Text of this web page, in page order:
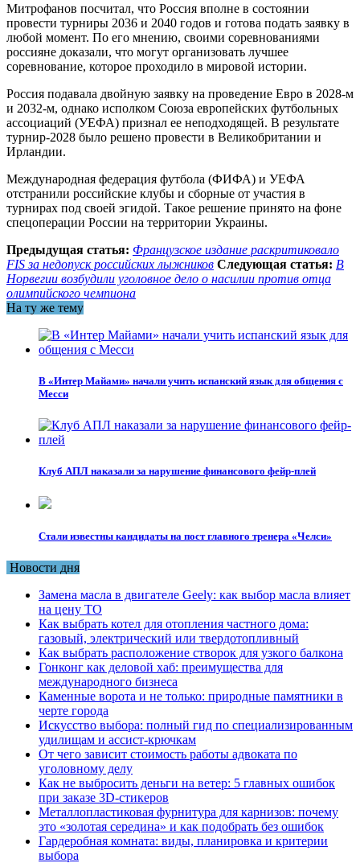
Митрофанов посчитал, что Россия вполне в состоянии
провести турниры 2036 и 2040 годов и готова подать заявку в
любой момент. По его мнению, своими соревнованиями
россияне доказали, что могут организовать лучшее
соревнование, которое проходило в мировой истории.
Россия подавала двойную заявку на проведение Евро в 2028-м
и 2032-м, однако исполком Союза европейских футбольных
ассоциаций (УЕФА) признал ее неподходящей. В результате
турнир-2028 было решено провести в Великобритании и
Ирландии.
Международная федерация футбола (ФИФА) и УЕФА
отстранили российские клубы и сборные от участия в
турнирах под своей эгидой. Такое решение принято на фоне
спецоперации России на территории Украины.
Предыдущая статья: Французское издание раскритиковало
FIS за недопуск российских лыжников Следующая статья: В
Норвегии возбудили уголовное дело о насилии против отца
олимпийского чемпиона
На ту же тему
В «Интер Майами» начали учить испанский язык для общения с
Месси
Клуб АПЛ наказали за нарушение финансового фейр-плей
Стали известны кандидаты на пост главного тренера «Челси»
Новости дня
Замена масла в двигателе Geely: как выбор масла влияет
на цену ТО
Как выбрать котел для отопления частного дома:
газовый, электрический или твердотопливный
Как выбрать расположение створок для узкого балкона
Гонконг как деловой хаб: преимущества для
международного бизнеса
Каменные ворота и не только: природные памятники в
черте города
Искусство выбора: полный гид по специализированным
удилищам и ассист-крючкам
От чего зависит стоимость работы адвоката по
уголовному делу
Как не выбросить деньги на ветер: 5 главных ошибок
при заказе 3D-стикеров
Металлопластиковая фурнитура для карнизов: почему
это «золотая середина» и как подобрать без ошибок
Гардеробная комната: виды, планировка и критерии
выбора